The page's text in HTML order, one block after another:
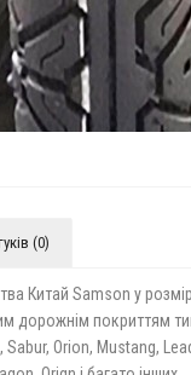
(0)
Китай Samson у